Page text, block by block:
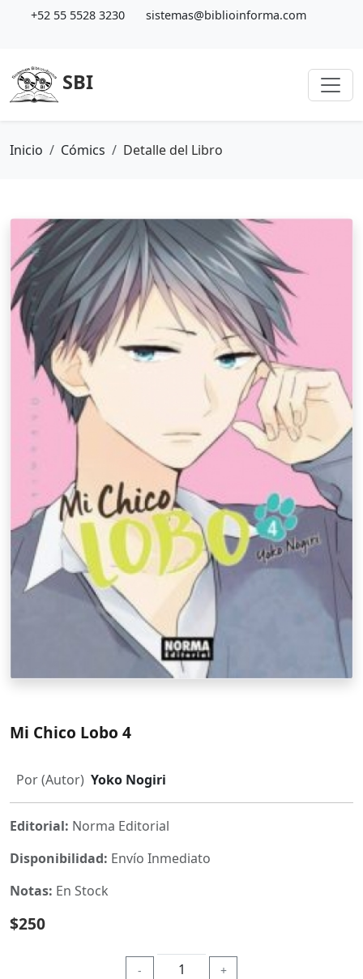
+52 55 5528 3230 sistemas@biblioinforma.com
SBI
Inicio Cómics Detalle del Libro
Mi Chico Lobo 4
Por (Autor) Yoko Nogiri
Editorial: Norma Editorial
Disponibilidad: Envío Inmediato
Notas: En Stock
$250
- +